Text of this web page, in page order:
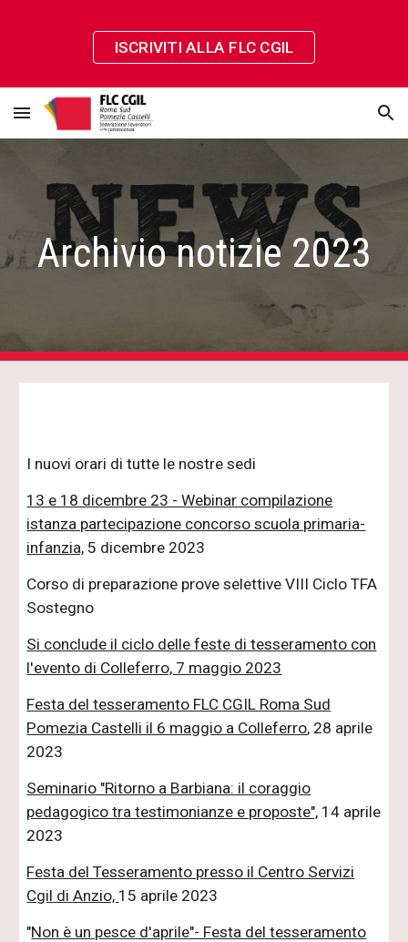
Skip to main content Skip to navigation
ISCRIVITI ALLA FLC CGIL
Archivio notizie 2023
I nuovi orari di tutte le nostre sedi
13 e 18 dicembre 23 - Webinar compilazione
istanza partecipazione concorso scuola primaria-
infanzia, 5 dicembre 2023
Corso di preparazione prove selettive VIII Ciclo TFA
Sostegno
Si conclude il ciclo delle feste di tesseramento con
l'evento di Colleferro, 7 maggio 2023
Festa del tesseramento FLC CGIL Roma Sud
Pomezia Castelli il 6 maggio a Colleferro, 28 aprile
2023
Seminario "Ritorno a Barbiana: il coraggio
pedagogico tra testimonianze e proposte", 14 aprile
2023
Festa del Tesseramento presso il Centro Servizi
Cgil di Anzio, 15 aprile 2023
"Non è un pesce d'aprile"- Festa del tesseramento